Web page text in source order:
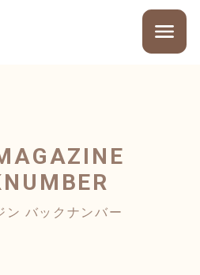
ン バックナンバー